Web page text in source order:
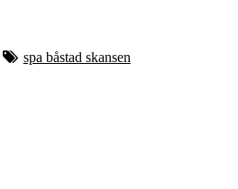
spa båstad skansen